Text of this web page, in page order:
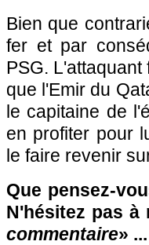
Bien que
fer et par
PSG.
que l'Emir du
le capitaine de
en profiter pour
le faire revenir
Que pensez-
N'hésitez pas à
commentaire» ...